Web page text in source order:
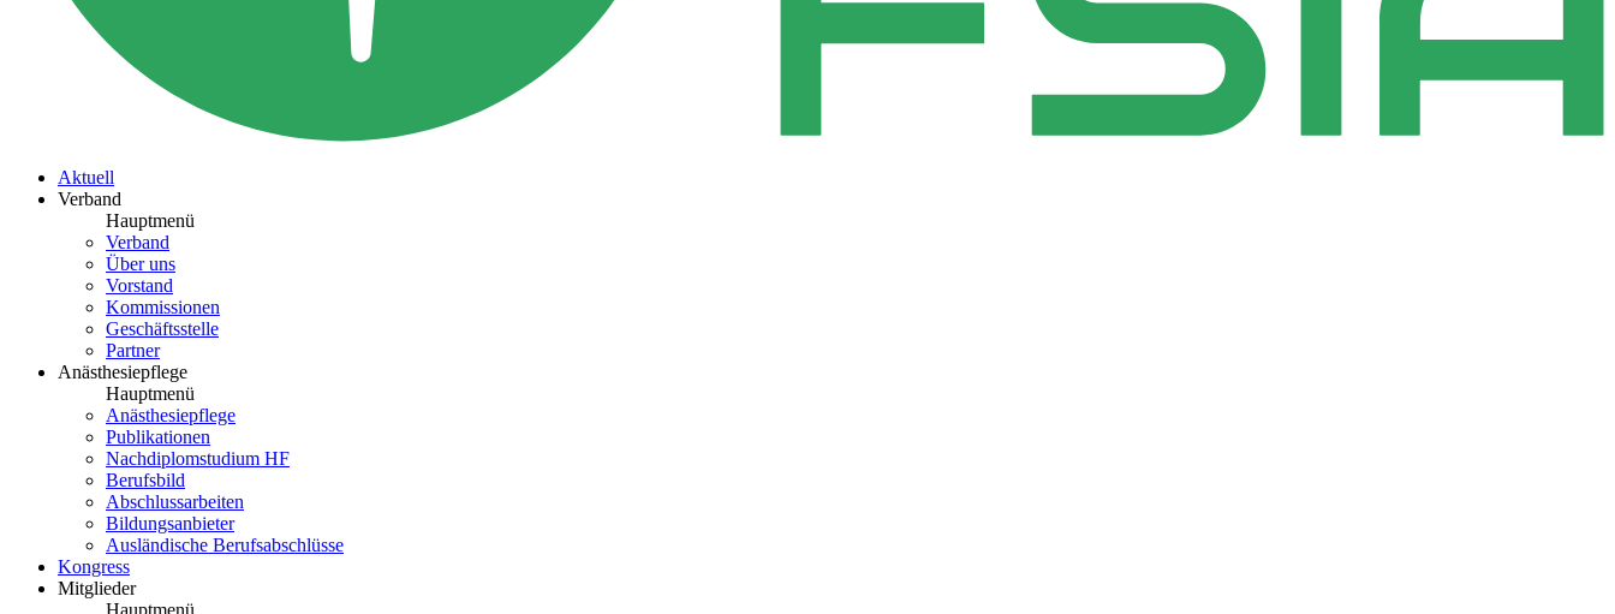
Aktuell
Verband
Hauptmenü
Verband
Über uns
Vorstand
Kommissionen
Geschäftsstelle
Partner
Anästhesiepflege
Hauptmenü
Anästhesiepflege
Publikationen
Nachdiplomstudium HF
Berufsbild
Abschlussarbeiten
Bildungsanbieter
Ausländische Berufsabschlüsse
Kongress
Mitglieder
Hauptmenü